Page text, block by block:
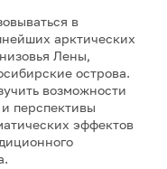
в
арктических
Лены,
острова.
возможности
перспективы
эффектов